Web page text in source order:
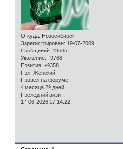
Откуда: Новосибирск
Зарегистрирован: 19-07-2009
Сообщений: 23565
Уважение: +9768
Позитив: +9358
Пол: Женский
Провел на форуме:
4 месяца 29 дней
Последний визит:
17-06-2026 17:14:22